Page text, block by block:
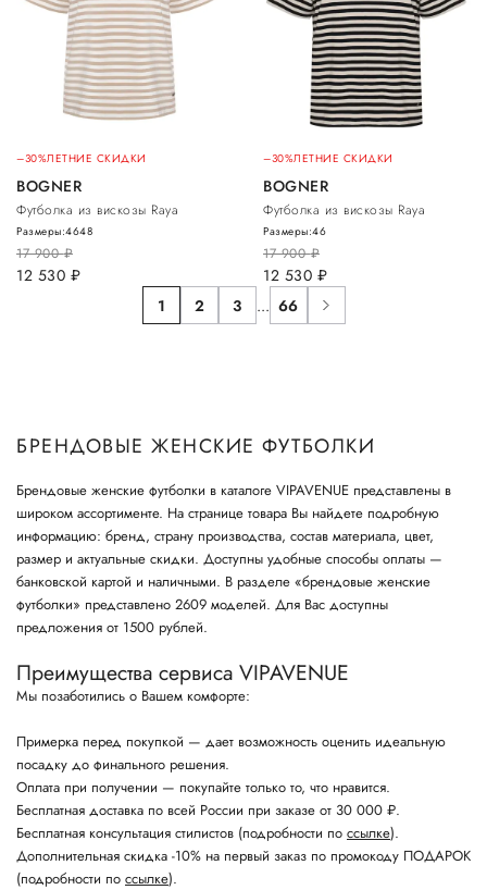
–30%ЛЕТНИЕ СКИДКИ
BOGNER
Футболка из вискозы Raya
17 900руб.
12 530 руб.
Размеры:4648
–30%ЛЕТНИЕ СКИДКИ
BOGNER
Футболка из вискозы Raya
17 900руб.
12 530 руб.
Размеры:46
1 2 3 ... 66
БРЕНДОВЫЕ ЖЕНСКИЕ ФУТБОЛКИ
Брендовые женские футболки в каталоге VIPAVENUE представлены в
широком ассортименте. На странице товара Вы найдете подробную
информацию: бренд, страну производства, состав материала, цвет,
размер и актуальные скидки. Доступны удобные способы оплаты —
банковской картой и наличными. В разделе «брендовые женские
футболки» представлено 2609 моделей. Для Вас доступны
предложения от 1500 рублей.
Преимущества сервиса VIPAVENUE
Мы позаботились о Вашем комфорте:
Примерка перед покупкой — дает возможность оценить идеальную
посадку до финального решения.
Оплата при получении — покупайте только то, что нравится.
Бесплатная доставка по всей России при заказе от 30 000 ₽.
Бесплатная консультация стилистов (подробности по ссылке).
Дополнительная скидка -10% на первый заказ по промокоду ПОДАРОК
(подробности по ссылке).